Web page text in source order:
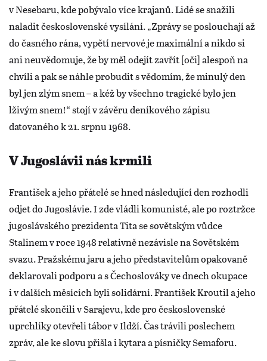
v Nesebaru, kde pobývalo více krajanů. Lidé se snažili
naladit československé vysílání. „Zprávy se poslouchají až
do časného rána, vypětí nervové je maximální a nikdo si
ani neuvědomuje, že by měl odejít zavřít [oči] alespoň na
chvíli a pak se náhle probudit s vědomím, že minulý den
byl jen zlým snem – a kéž by všechno tragické bylo jen
lživým snem!“ stojí v závěru deníkového zápisu
datovaného k 21. srpnu 1968.
V Jugoslávii nás krmili
František a jeho přátelé se hned následující den rozhodli
odjet do Jugoslávie. I zde vládli komunisté, ale po roztržce
jugoslávského prezidenta Tita se sovětským vůdce
Stalinem v roce 1948 relativně nezávisle na Sovětském
svazu. Pražskému jaru a jeho představitelům opakovaně
deklarovali podporu a s Čechoslováky ve dnech okupace
i v dalších měsících byli solidární. František Kroutil a jeho
přátelé skončili v Sarajevu, kde pro československé
uprchlíky otevřeli tábor v Ildží. Čas trávili poslechem
zpráv, ale ke slovu přišla i kytara a písničky Semaforu.